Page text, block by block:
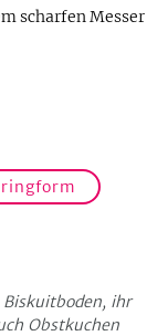
scharfen Messer
Biskuitboden, ihr
Obstkuchen